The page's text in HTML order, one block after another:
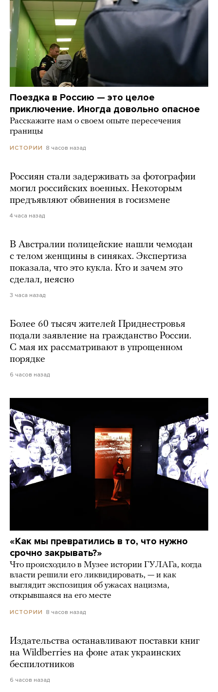
Поездка в Россию — это целое
приключение. Иногда довольно опасное
Расскажите нам о своем опыте пересечения
границы
ИСТОРИИ 8 часов назад
Россиян стали задерживать за фотографии
могил российских военных. Некоторым
предъявляют обвинения в госизмене
4 часа назад
В Австралии полицейские нашли чемодан
с телом женщины в синяках. Экспертиза
показала, что это кукла. Кто и зачем это
сделал, неясно
3 часа назад
Более 60 тысяч жителей Приднестровья
подали заявление на гражданство России.
С мая их рассматривают в упрощенном
порядке
6 часов назад
«Как мы превратились в то, что нужно
срочно закрывать?»
Что происходило в Музее истории ГУЛАГа, когда
власти решили его ликвидировать, — и как
выглядит экспозиция об ужасах нацизма,
открывшаяся на его месте
ИСТОРИИ 8 часов назад
Издательства останавливают поставки книг
на Wildberries на фоне атак украинских
беспилотников
6 часов назад